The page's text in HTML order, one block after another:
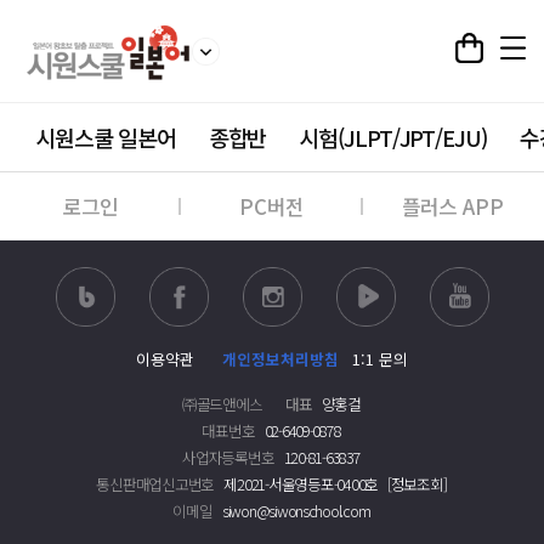
시원스쿨 일본어 종합반 시험(JLPT/JPT/EJU)
로그인 PC버전 플러스 APP
이용약관 개인정보처리방침
1:1 문의
㈜골드앤에스
대표 양홍걸
대표번호 02-6409-0878
사업자등록번호 120-81-63837
통신판매업신고번호 제2021-서울영등포-0400호 [정보조회]
이메일 siwon@siwonschool.com